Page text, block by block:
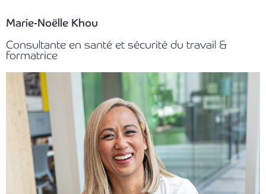
Marie-Noëlle Khou
Consultante en santé et sécurité du travail &
formatrice